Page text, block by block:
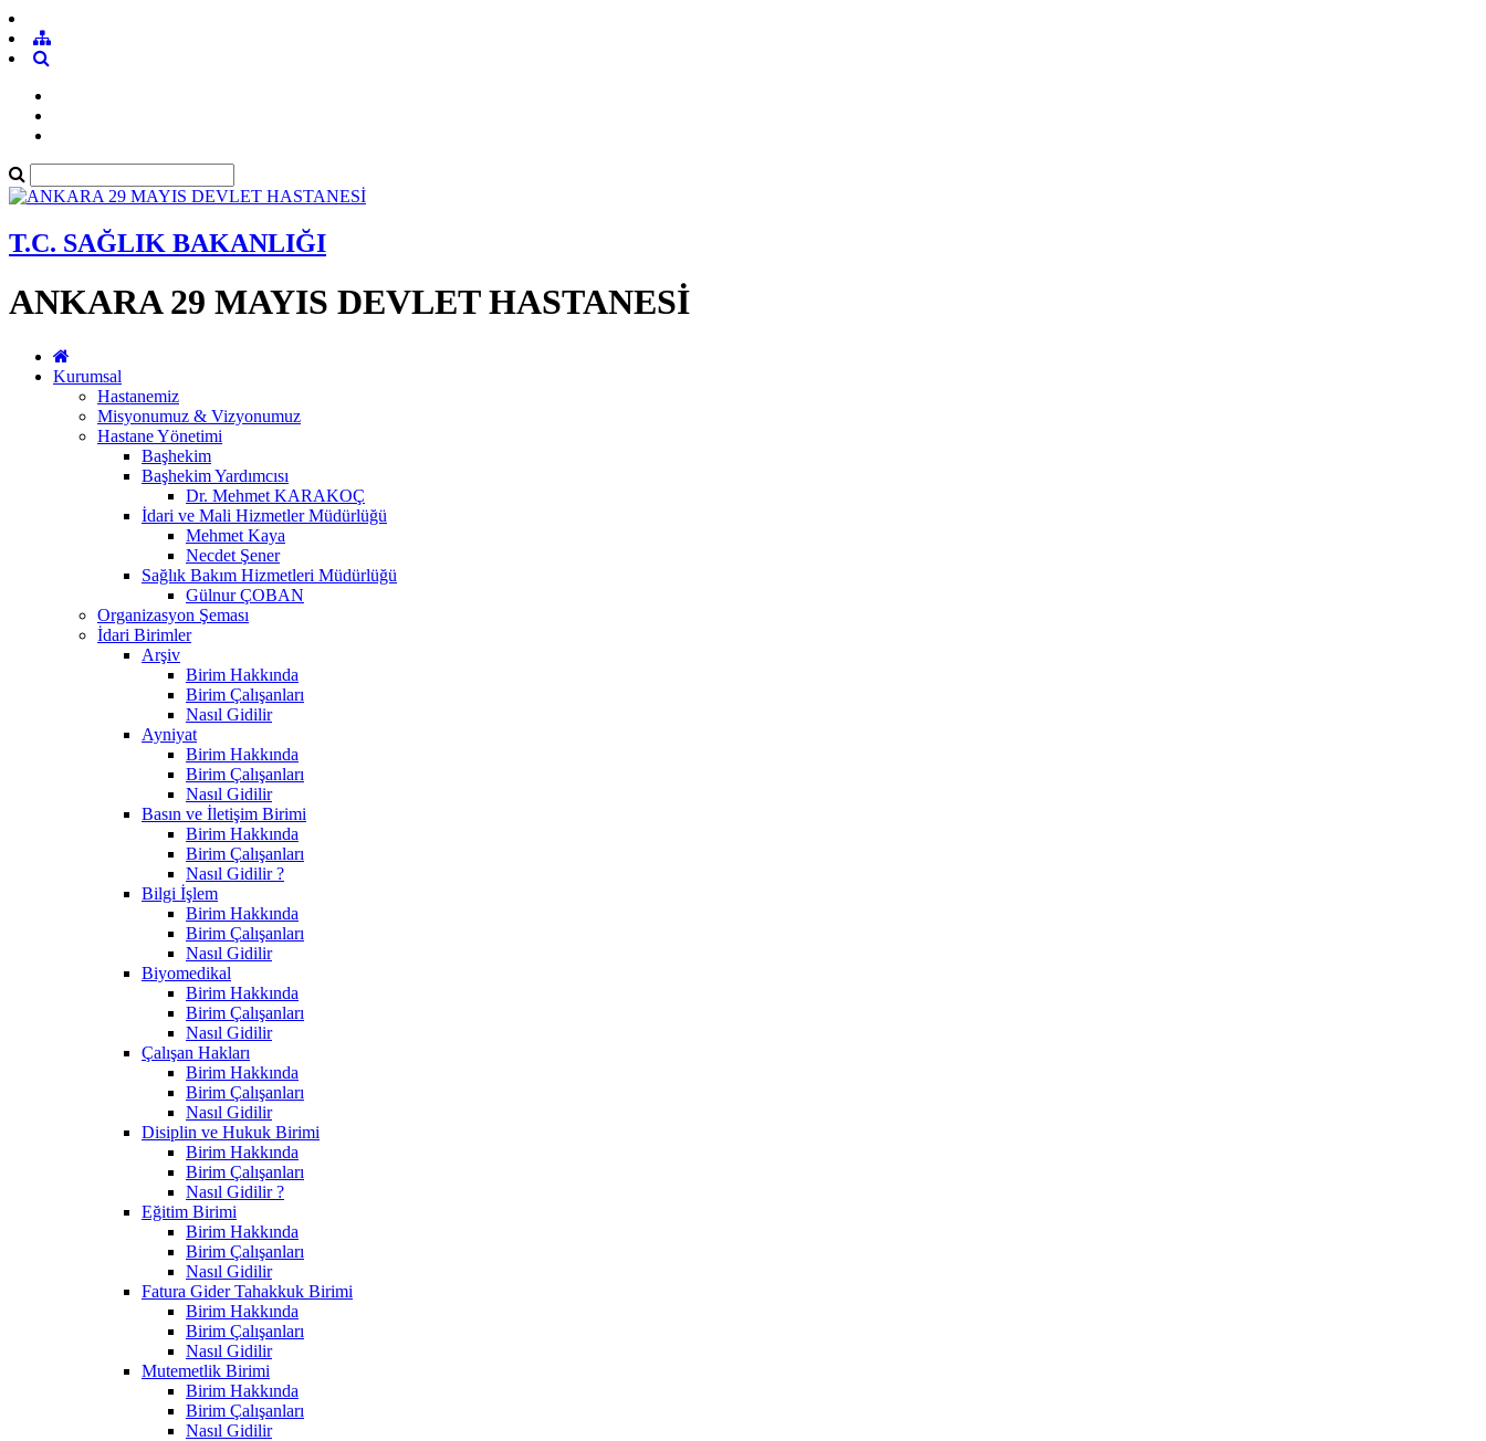
T.C. SAĞLIK BAKANLIĞI
ANKARA 29 MAYIS DEVLET HASTANESİ
Kurumsal
Hastanemiz
Misyonumuz & Vizyonumuz
Hastane Yönetimi
Başhekim
Başhekim Yardımcısı
Dr. Mehmet KARAKOÇ
İdari ve Mali Hizmetler Müdürlüğü
Mehmet Kaya
Necdet Şener
Sağlık Bakım Hizmetleri Müdürlüğü
Gülnur ÇOBAN
Organizasyon Şeması
İdari Birimler
Arşiv
Birim Hakkında
Birim Çalışanları
Nasıl Gidilir
Ayniyat
Birim Hakkında
Birim Çalışanları
Nasıl Gidilir
Basın ve İletişim Birimi
Birim Hakkında
Birim Çalışanları
Nasıl Gidilir ?
Bilgi İşlem
Birim Hakkında
Birim Çalışanları
Nasıl Gidilir
Biyomedikal
Birim Hakkında
Birim Çalışanları
Nasıl Gidilir
Çalışan Hakları
Birim Hakkında
Birim Çalışanları
Nasıl Gidilir
Disiplin ve Hukuk Birimi
Birim Hakkında
Birim Çalışanları
Nasıl Gidilir ?
Eğitim Birimi
Birim Hakkında
Birim Çalışanları
Nasıl Gidilir
Fatura Gider Tahakkuk Birimi
Birim Hakkında
Birim Çalışanları
Nasıl Gidilir
Mutemetlik Birimi
Birim Hakkında
Birim Çalışanları
Nasıl Gidilir